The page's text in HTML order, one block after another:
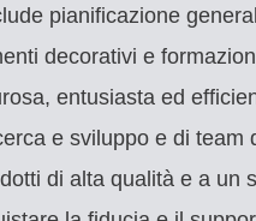
pianificazione
decorativi e
entusiasta ed
e sviluppo e di team
di alta qualità e a un